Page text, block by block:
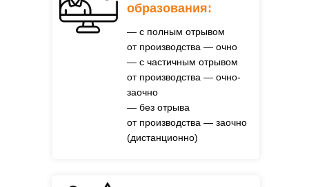
— с полным отрывом
от производства — очно
— с частичным отрывом
от производства — очно-
заочно
— без отрыва
от производства — заочно
(дистанционно)
образования: